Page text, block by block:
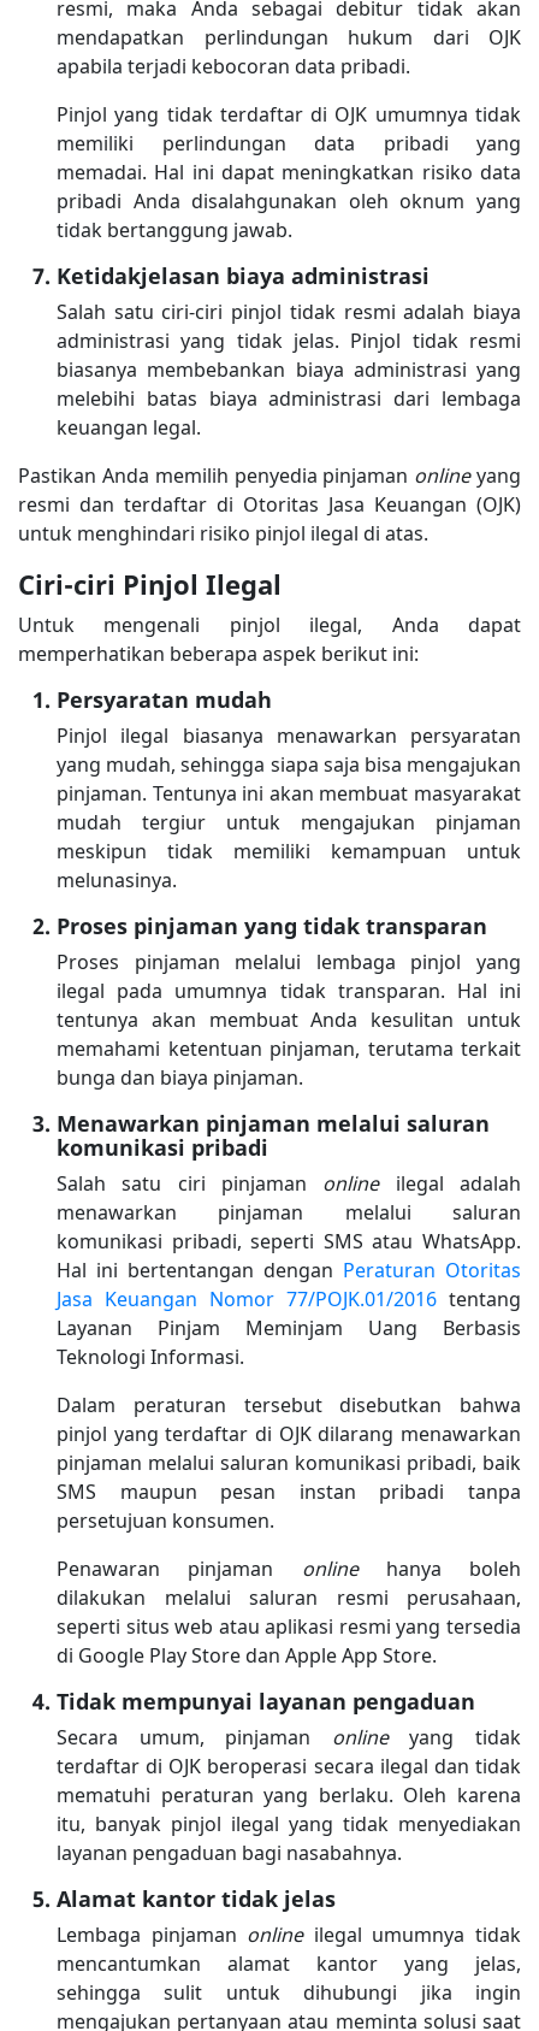
resmi, maka Anda sebagai debitur tidak akan
mendapatkan perlindungan hukum dari OJK
apabila terjadi kebocoran data pribadi.
Pinjol yang tidak terdaftar di OJK umumnya tidak
memiliki perlindungan data pribadi yang
memadai. Hal ini dapat meningkatkan risiko data
pribadi Anda disalahgunakan oleh oknum yang
tidak bertanggung jawab.
Ketidakjelasan biaya administrasi
Salah satu ciri-ciri pinjol tidak resmi adalah biaya
administrasi yang tidak jelas. Pinjol tidak resmi
biasanya membebankan biaya administrasi yang
melebihi batas biaya administrasi dari lembaga
keuangan legal.
Pastikan Anda memilih penyedia pinjaman onlineyang
resmi dan terdaftar di Otoritas Jasa Keuangan (OJK)
untuk menghindari risiko pinjol ilegal di atas.
Ciri-ciri Pinjol Ilegal
Untuk mengenali pinjol ilegal, Anda dapat
memperhatikan beberapa aspek berikut ini:
Persyaratan mudah
Pinjol ilegal biasanya menawarkan persyaratan
yang mudah, sehingga siapa saja bisa mengajukan
pinjaman. Tentunya ini akan membuat masyarakat
mudah tergiur untuk mengajukan pinjaman
meskipun tidak memiliki kemampuan untuk
melunasinya.
Proses pinjaman yang tidak transparan
Proses pinjaman melalui lembaga pinjol yang
ilegal pada umumnya tidak transparan. Hal ini
tentunya akan membuat Anda kesulitan untuk
memahami ketentuan pinjaman, terutama terkait
bunga dan biaya pinjaman.
Menawarkan pinjaman melalui saluran
komunikasi pribadi
Salah satu ciri pinjaman online ilegal adalah
menawarkan pinjaman melalui saluran
komunikasi pribadi, seperti SMS atau WhatsApp.
Hal ini bertentangan dengan Peraturan Otoritas
Jasa Keuangan Nomor 77/POJK.01/2016 tentang
Layanan Pinjam Meminjam Uang Berbasis
Teknologi Informasi.
Dalam peraturan tersebut disebutkan bahwa
pinjol yang terdaftar di OJK dilarang menawarkan
pinjaman melalui saluran komunikasi pribadi, baik
SMS maupun pesan instan pribadi tanpa
persetujuan konsumen.
Penawaran pinjaman onlinehanya boleh
dilakukan melalui saluran resmi perusahaan,
seperti situs web atau aplikasi resmi yang tersedia
di Google Play Store dan Apple App Store.
Tidak mempunyai layanan pengaduan
Secara umum, pinjaman onlineyang tidak
terdaftar di OJK beroperasi secara ilegal dan tidak
mematuhi peraturan yang berlaku. Oleh karena
itu, banyak pinjol ilegal yang tidak menyediakan
layanan pengaduan bagi nasabahnya.
Alamat kantor tidak jelas
Lembaga pinjaman online ilegal umumnya tidak
mencantumkan alamat kantor yang jelas,
sehingga sulit untuk dihubungi jika ingin
mengajukan pertanyaan atau meminta solusi saat